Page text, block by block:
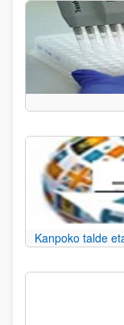
Kanpoko talde